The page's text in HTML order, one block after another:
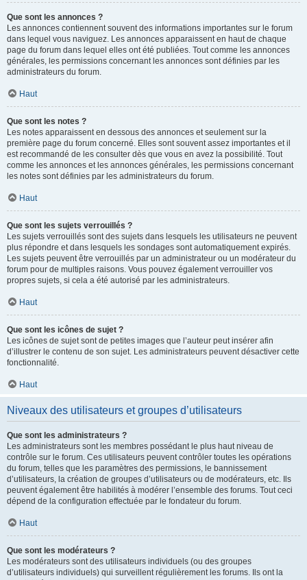
Que sont les annonces ?
Les annonces contiennent souvent des informations importantes sur le forum
dans lequel vous naviguez. Les annonces apparaissent en haut de chaque
page du forum dans lequel elles ont été publiées. Tout comme les annonces
générales, les permissions concernant les annonces sont définies par les
administrateurs du forum.
Haut
Que sont les notes ?
Les notes apparaissent en dessous des annonces et seulement sur la
première page du forum concerné. Elles sont souvent assez importantes et il
est recommandé de les consulter dès que vous en avez la possibilité. Tout
comme les annonces et les annonces générales, les permissions concernant
les notes sont définies par les administrateurs du forum.
Haut
Que sont les sujets verrouillés ?
Les sujets verrouillés sont des sujets dans lesquels les utilisateurs ne peuvent
plus répondre et dans lesquels les sondages sont automatiquement expirés.
Les sujets peuvent être verrouillés par un administrateur ou un modérateur du
forum pour de multiples raisons. Vous pouvez également verrouiller vos
propres sujets, si cela a été autorisé par les administrateurs.
Haut
Que sont les icônes de sujet ?
Les icônes de sujet sont de petites images que l’auteur peut insérer afin
d’illustrer le contenu de son sujet. Les administrateurs peuvent désactiver cette
fonctionnalité.
Haut
Niveaux des utilisateurs et groupes d’utilisateurs
Que sont les administrateurs ?
Les administrateurs sont les membres possédant le plus haut niveau de
contrôle sur le forum. Ces utilisateurs peuvent contrôler toutes les opérations
du forum, telles que les paramètres des permissions, le bannissement
d’utilisateurs, la création de groupes d’utilisateurs ou de modérateurs, etc. Ils
peuvent également être habilités à modérer l’ensemble des forums. Tout ceci
dépend de la configuration effectuée par le fondateur du forum.
Haut
Que sont les modérateurs ?
Les modérateurs sont des utilisateurs individuels (ou des groupes
d’utilisateurs individuels) qui surveillent régulièrement les forums. Ils ont la